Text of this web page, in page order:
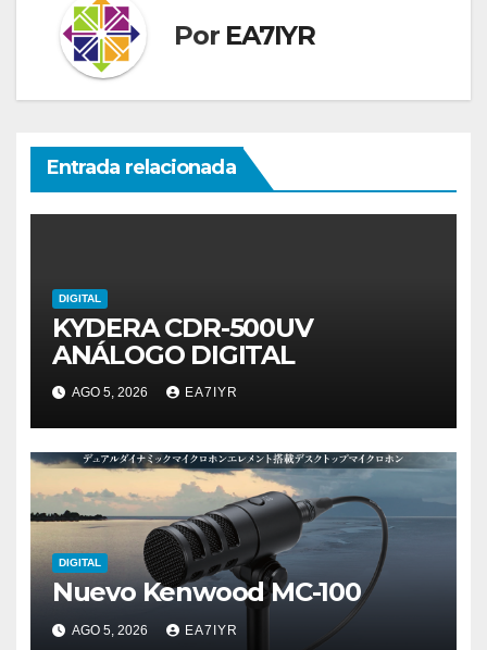
Por EA7IYR
Entrada relacionada
DIGITAL
KYDERA CDR-500UV
ANÁLOGO DIGITAL
AGO 5, 2026 EA7IYR
DIGITAL
Nuevo Kenwood MC-100
AGO 5, 2026 EA7IYR